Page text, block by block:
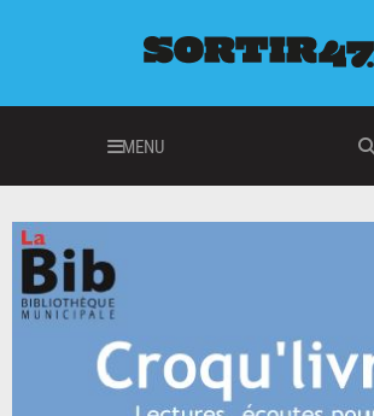
MENU